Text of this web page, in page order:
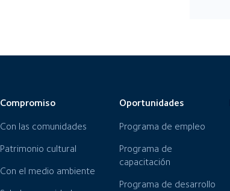
Compromiso
Con las comunidades
Patrimonio cultural
Con el medio ambiente
Oportunidades
Programa de empleo
Programa de
capacitación
Programa de desarrollo